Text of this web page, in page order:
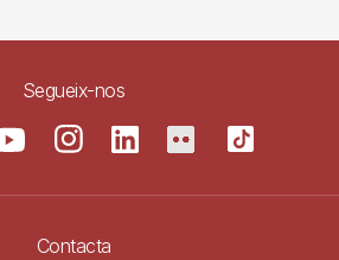
Segueix-nos
Contacta